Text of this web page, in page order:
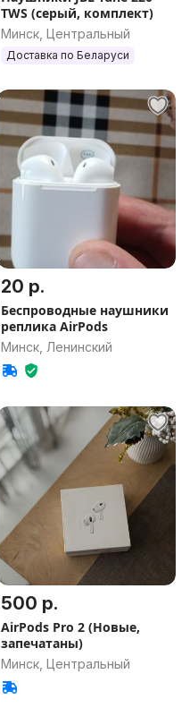
TWS (серый, комплект)
Минск, Центральный
Доставка по Беларуси
20 р.
Беспроводные наушники
реплика AirPods
Минск, Ленинский
500 р.
AirPods Pro 2 (Новые,
запечатаны)
Минск, Центральный